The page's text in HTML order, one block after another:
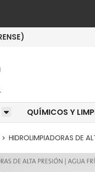
QUÍMICOS Y
HIDROLIMPIADORAS DE